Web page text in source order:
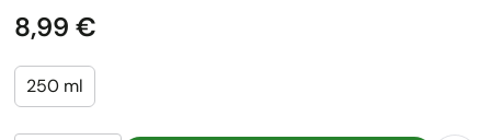
Prix
8,99 €
250 ml